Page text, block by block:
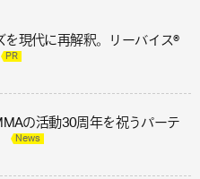
現代に再解釈。リーバイス®
PR
の活動30周年を祝うパーテ
News